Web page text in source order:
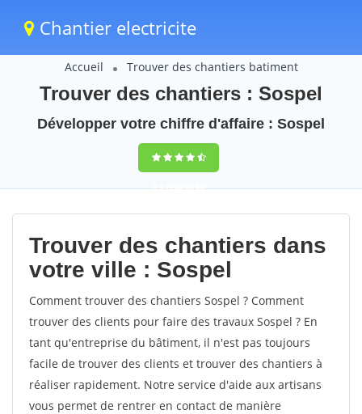
Chantier electricite
Accueil Trouver des chantiers batiment
Trouver des chantiers : Sospel
Développer votre chiffre d'affaire : Sospel
9,5(100%)60
votes
Trouver des chantiers dans
votre ville : Sospel
Comment trouver des chantiers Sospel ? Comment
trouver des clients pour faire des travaux Sospel ? En
tant qu'entreprise du bâtiment, il n'est pas toujours
facile de trouver des clients et trouver des chantiers à
réaliser rapidement. Notre service d'aide aux artisans
vous permet de rentrer en contact de manière